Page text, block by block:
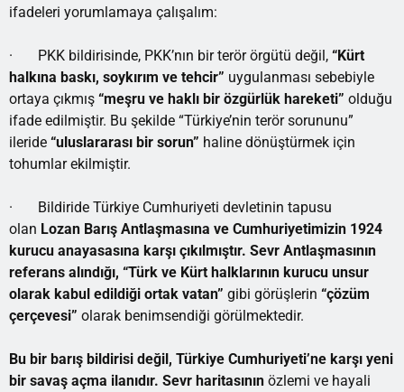
ifadeleri yorumlamaya çalışalım:
· PKK bildirisinde, PKK’nın bir terör örgütü değil, “Kürt
halkına baskı, soykırım ve tehcir” uygulanması sebebiyle
ortaya çıkmış “meşru ve haklı bir özgürlük hareketi” olduğu
ifade edilmiştir. Bu şekilde “Türkiye’nin terör sorununu”
ileride “uluslararası bir sorun” haline dönüştürmek için
tohumlar ekilmiştir.
· Bildiride Türkiye Cumhuriyeti devletinin tapusu
olan Lozan Barış Antlaşmasına ve Cumhuriyetimizin 1924
kurucu anayasasına karşı çıkılmıştır. Sevr Antlaşmasının
referans alındığı, “Türk ve Kürt halklarının kurucu unsur
olarak kabul edildiği ortak vatan” gibi görüşlerin “çözüm
çerçevesi” olarak benimsendiği görülmektedir.
Bu bir barış bildirisi değil, Türkiye Cumhuriyeti’ne karşı yeni
bir savaş açma ilanıdır. Sevr haritasının özlemi ve hayali